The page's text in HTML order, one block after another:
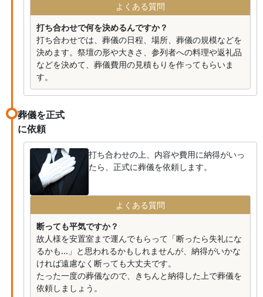
よくある質問
打ち合わせで何を決めるんですか？
打ち合わせでは、葬儀の日程、場所、葬儀の規模などを
決めます。祭壇の形や大きさ、参列者への料理や返礼品
などを決めて、葬儀費用の見積もりを作ってもらいま
す。
葬儀を正式
に依頼
打ち合わせの上、内容や費用に納得がいっ
たら、正式に葬儀を依頼します。
よくある質問
断っても平気ですか？
故人様を安置室まで運んでもらって「断ったら失礼にな
るかも...」と思われるかもしれませんが、納得がいかな
ければ遠慮なく断っても大丈夫です。
たった一度の葬儀なので、きちんと納得した上で葬儀を
依頼しましょう。